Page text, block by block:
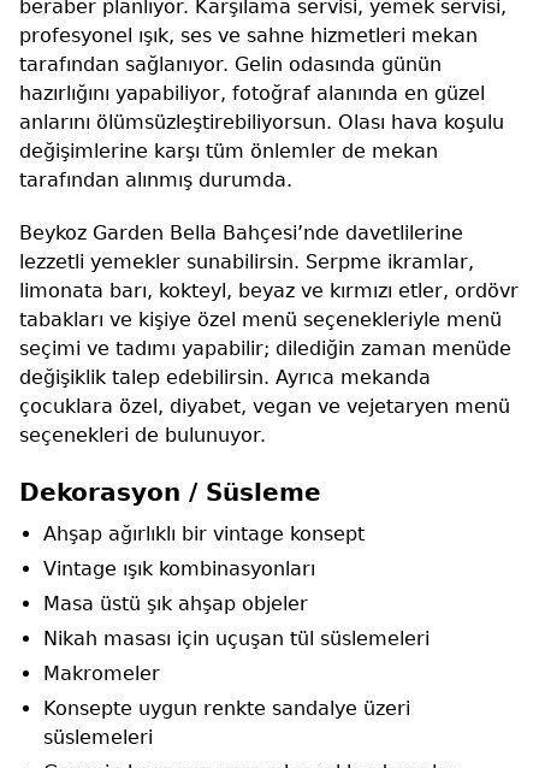
beraber planlıyor. Karşılama servisi, yemek servisi,
profesyonel ışık, ses ve sahne hizmetleri mekan
tarafından sağlanıyor. Gelin odasında günün
hazırlığını yapabiliyor, fotoğraf alanında en güzel
anlarını ölümsüzleştirebiliyorsun. Olası hava koşulu
değişimlerine karşı tüm önlemler de mekan
tarafından alınmış durumda.
Beykoz Garden Bella Bahçesi’nde davetlilerine
lezzetli yemekler sunabilirsin. Serpme ikramlar,
limonata barı, kokteyl, beyaz ve kırmızı etler, ordövr
tabakları ve kişiye özel menü seçenekleriyle menü
seçimi ve tadımı yapabilir; dilediğin zaman menüde
değişiklik talep edebilirsin. Ayrıca mekanda
çocuklara özel, diyabet, vegan ve vejetaryen menü
seçenekleri de bulunuyor.
Dekorasyon / Süsleme
Ahşap ağırlıklı bir vintage konsept
Vintage ışık kombinasyonları
Masa üstü şık ahşap objeler
Nikah masası için uçuşan tül süslemeleri
Makromeler
Konsepte uygun renkte sandalye üzeri
süslemeleri